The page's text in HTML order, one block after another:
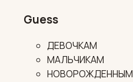
Guess
ДЕВОЧКАМ
МАЛЬЧИКАМ
НОВОРОЖДЕННЫМ